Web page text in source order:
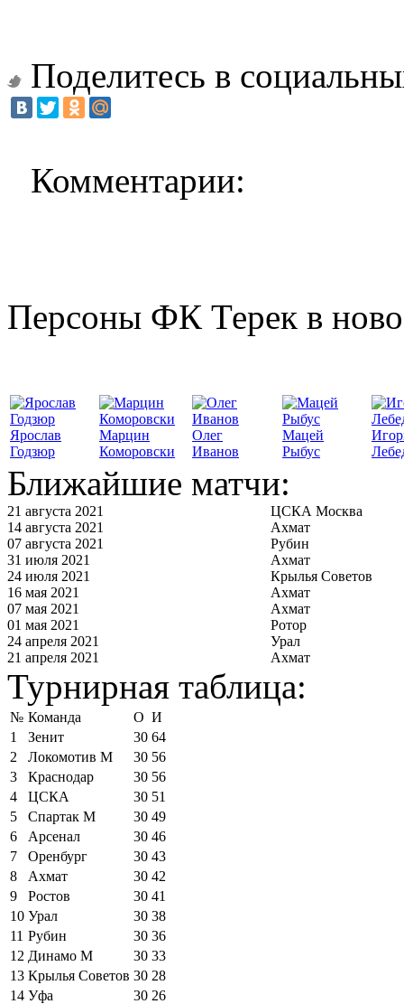
Поделитесь в
Комментарии:
Персоны ФК Терек в
Ярослав
Годзюр
Марцин
Коморовски
Олег
Иванов
Мацей
Рыбус
Ближайшие матчи:
21 августа 2021
ЦСКА Москва
14 августа 2021
Ахмат
07 августа 2021
Рубин
31 июля 2021
Ахмат
24 июля 2021
Крылья Советов
16 мая 2021
Ахмат
07 мая 2021
Ахмат
01 мая 2021
Ротор
24 апреля 2021
Урал
21 апреля 2021
Ахмат
Турнирная таблица:
№ Команда О И
1
Зенит 30 64
2
Локомотив М 30 56
3
Краснодар 30 56
4
ЦСКА 30 51
5
Спартак М 30 49
6
Арсенал 30 46
7
Оренбург 30 43
8
Ахмат 30 42
9
Ростов 30 41
10 Урал 30 38
11 Рубин 30 36
12 Динамо М 30 33
13 Крылья Советов 30 28
14 Уфа 30 26